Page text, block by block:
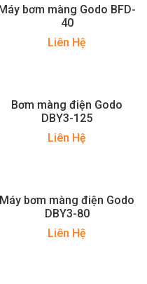
bơm màng Godo BFD-
40
Liên Hệ
Bơm màng điện Godo
DBY3-125
Liên Hệ
Máy bơm màng điện Godo
DBY3-80
Liên Hệ